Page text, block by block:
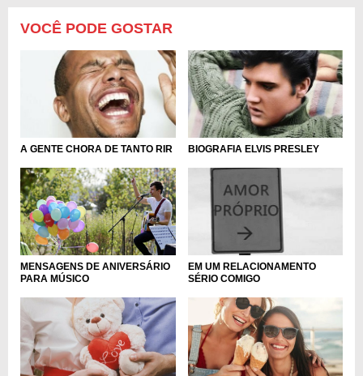
VOCÊ PODE GOSTAR
A GENTE CHORA DE TANTO RIR BIOGRAFIA ELVIS PRESLEY
MENSAGENS DE ANIVERSÁRIO
PARA MÚSICO
EM UM RELACIONAMENTO
SÉRIO COMIGO